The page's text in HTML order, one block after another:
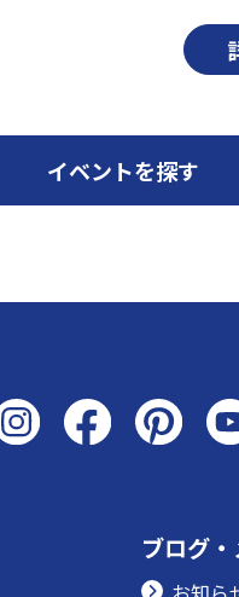
イベントを探す
ブログ